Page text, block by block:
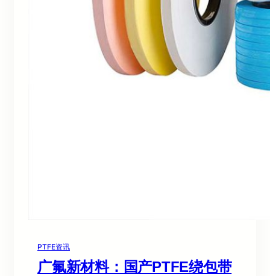
PTFE资讯
广氟新材料：国产PTFE绕包带